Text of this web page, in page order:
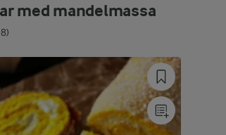
med mandelmassa